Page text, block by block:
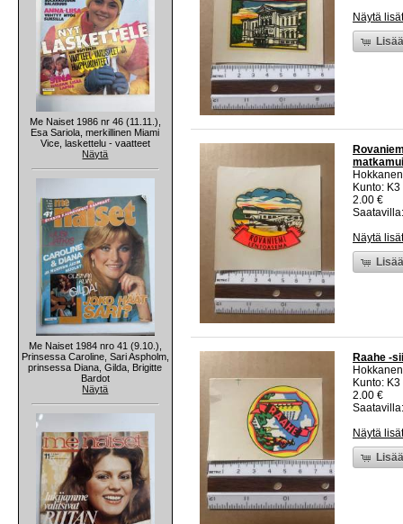
Me Naiset 1986 nr 46 (11.11.),
Esa Sariola, merkillinen Miami
Vice, laskettelu - vaatteet
Näytä
Me Naiset 1984 nro 41 (9.10.),
Prinsessa Caroline, Sari Aspholm,
prinsessa Diana, Gilda, Brigitte
Bardot
Näytä
Näytä
Kunto:
2.00 €
Näytä
Raahe -
Kunto:
2.00 €
Näytä